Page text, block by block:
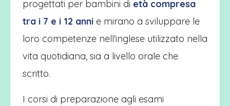
progettati per bambini di età compresa
tra i 7 e i 12 anni e mirano a sviluppare le
loro competenze nell'inglese utilizzato nella
vita quotidiana, sia a livello orale che
scritto.
I corsi di preparazione agli esami